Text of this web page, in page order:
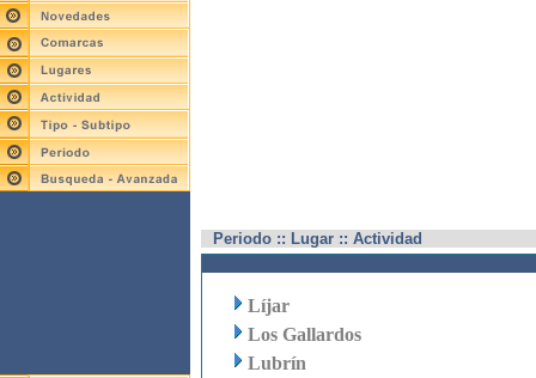
Periodo :: Lugar :: Actividad
Líjar
Los Gallardos
Lubrín